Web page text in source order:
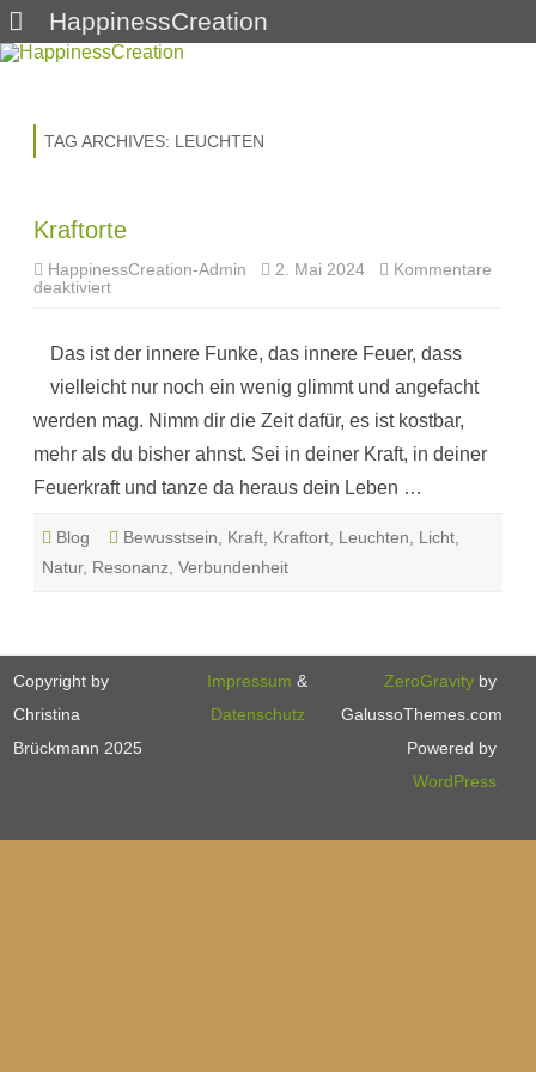
HappinessCreation
TAG ARCHIVES: LEUCHTEN
Kraftorte
HappinessCreation-Admin 2. Mai 2024
Kommentare
deaktiviertfür
Das ist der innere Funke, das innere Feuer, dass
vielleicht nur noch ein wenig glimmt und angefacht
werden mag. Nimm dir die Zeit dafür, es ist kostbar,
mehr als du bisher ahnst. Sei in deiner Kraft, in deiner
Feuerkraft und tanze da heraus dein Leben …
Blog Bewusstsein Kraft Kraftort Leuchten Licht
Natur, Resonanz Verbundenheit
Copyright by
Christina
Brückmann 2025
Impressum &
Datenschutz
ZeroGravityby
GalussoThemes.com
Powered by
WordPress